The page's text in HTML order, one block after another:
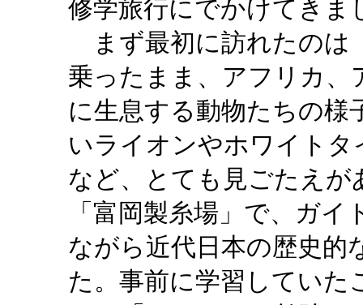
修学旅行にでかけてきま
まず最初に訪れたのは
乗ったまま、アフリカ
に生息する動物たちの様
いライオンやホワイト
など、とても見ごたえが
「富岡製糸場」で、ガ
ながら近代日本の歴史的
た。事前に学習してい